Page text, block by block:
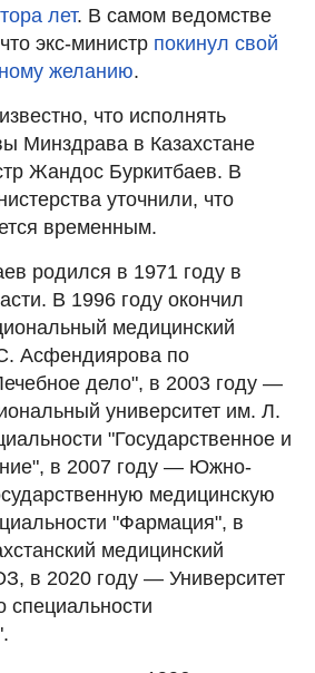
лет. В самом ведомстве
экс-министр покинул свой
желанию.
что исполнять
Минздрава в Казахстане
Жандос Буркитбаев. В
уточнили, что
временным.
родился в 1971 году в
В 1996 году окончил
медицинский
Асфендиярова по
дело", в 2003 году —
университет им. Л.
"Государственное и
в 2007 году — Южно-
медицинскую
"Фармация", в
медицинский
в 2020 году — Университет
специальности